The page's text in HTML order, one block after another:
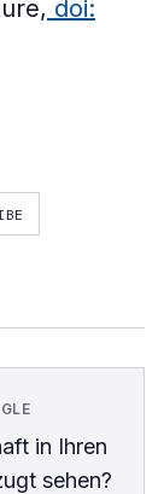
doi:
in Ihren
sehen?